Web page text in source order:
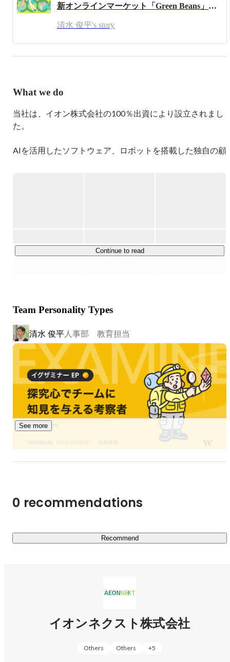
新オンラインマーケット「Green Beans」いよいよサービス開始！！
清水 俊平's story
What we do
当社は、イオン株式会社の100％出資により設立されまし
た。
AIを活用したソフトウェア、ロボットを搭載した独自の顧
買い物や家事に費やす時間を節約できるだけでなく、
Green Beansの商品やサービスを通じて、お客さまが楽し
く充実した時間を創り暮らしを変えていくブランドです。
Continue to read
Team Personality Types
清水 俊平 人事部 教育担当
See more
0 recommendations
Recommend
イオンネクスト株式会社
Others Others +5